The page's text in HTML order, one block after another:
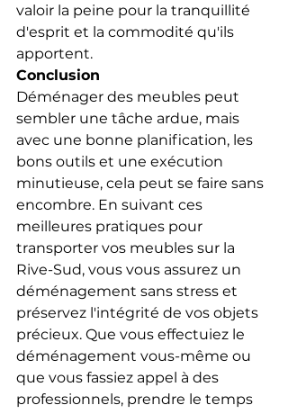
valoir la peine pour la tranquillité
d'esprit et la commodité qu'ils
apportent.
Conclusion
Déménager des meubles peut
sembler une tâche ardue, mais
avec une bonne planification, les
bons outils et une exécution
minutieuse, cela peut se faire sans
encombre. En suivant ces
meilleures pratiques pour
transporter vos meubles sur la
Rive-Sud, vous vous assurez un
déménagement sans stress et
préservez l'intégrité de vos objets
précieux. Que vous effectuiez le
déménagement vous-même ou
que vous fassiez appel à des
professionnels, prendre le temps